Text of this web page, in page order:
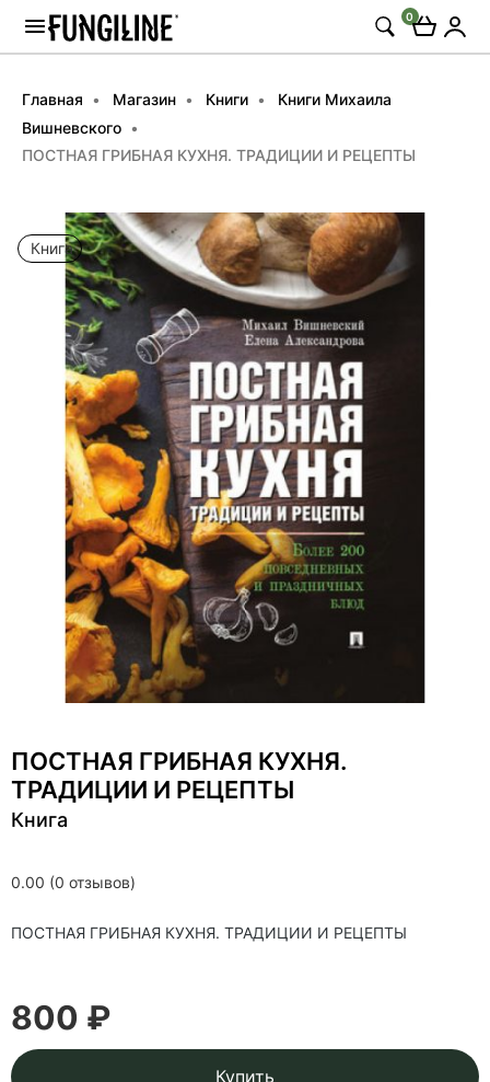
0
Главная Магазин Книги
Книги Михаила
Вишневского
ПОСТНАЯ ГРИБНАЯ КУХНЯ. ТРАДИЦИИ И РЕЦЕПТЫ
Книга
0.00 (0 отзывов)
ПОСТНАЯ ГРИБНАЯ КУХНЯ.
ТРАДИЦИИ И РЕЦЕПТЫ
Книга
ПОСТНАЯ ГРИБНАЯ КУХНЯ. ТРАДИЦИИ И РЕЦЕПТЫ
800 ₽
Купить